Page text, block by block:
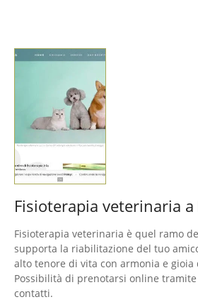
Fisioterapia veterinaria a
Fisioterapia veterinaria è quel ramo
supporta la riabilitazione del tuo
alto tenore di vita con armonia e
Possibilità di prenotarsi online
contatti.